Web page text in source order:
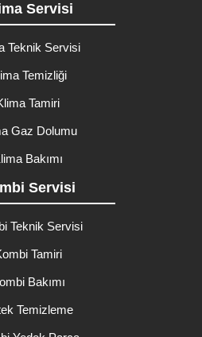
Servisi
Teknik Servisi
Temizliği
Tamiri
Gaz Dolumu
Bakımı
Servisi
Teknik Servisi
Tamiri
Bakımı
Temizleme